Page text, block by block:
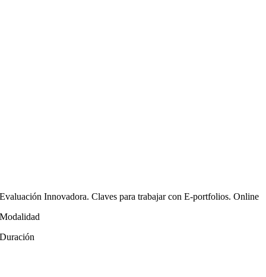
Evaluación Innovadora. Claves para trabajar con E-portfolios. Online
Modalidad
Duración